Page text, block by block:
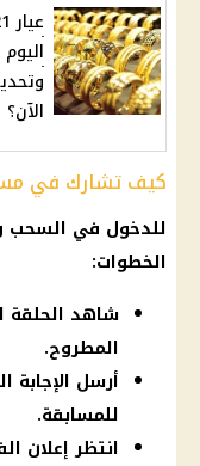
الآن؟
كيف تشارك في
للدخول في السحب
الخطوات:
شاهد الحلقة
المطروح.
أرسل الإجابة
للمسابقة.
انتظر إعلان